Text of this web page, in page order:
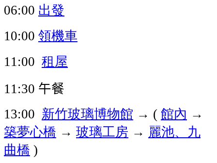
06:00 出發
10:00 領機車
11:00 租屋
11:30 午餐
13:00 新竹玻璃博物館 → ( 館內 →
築夢心橋 → 玻璃工房 → 麗池、九
曲橋 )